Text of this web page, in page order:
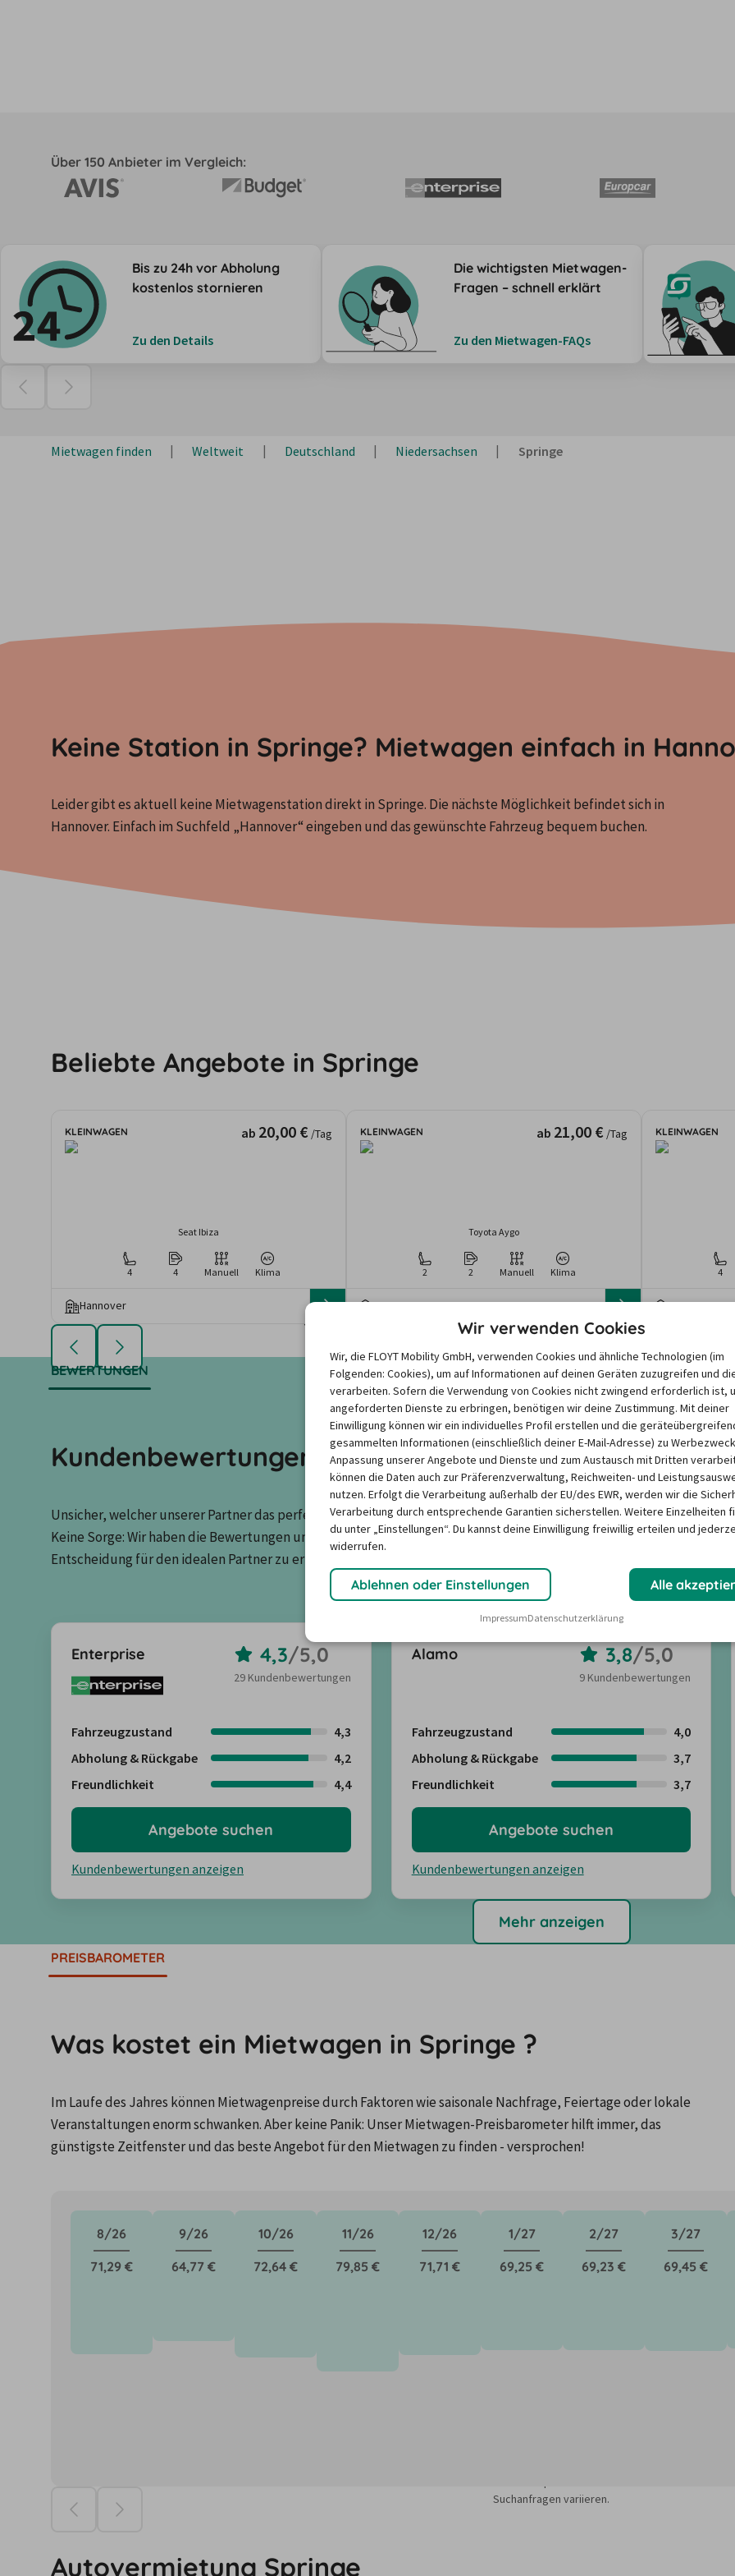
Über 150 Anbieter im Vergleich:
Bis zu 24h vor Abholung
kostenlos stornieren
Zu den Details
Die wichtigsten Mietwagen-
Fragen – schnell erklärt
Zu den Mietwagen-FAQs
Mietwagen finden Weltweit Deutschland Niedersachsen Springe
Keine Station in Springe? Mietwagen einfach in
Leider gibt es aktuell keine Mietwagenstation direkt in Springe. Die nächste Möglichkeit befindet sich in
Hannover. Einfach im Suchfeld „Hannover“ eingeben und das gewünschte Fahrzeug bequem buchen.
Beliebte Angebote in Springe
KLEINWAGEN ab 20,00 € /Tag
Seat Ibiza
4 4 Manuell Klima
Hannover
KLEINWAGEN ab 21,00 € /Tag
Toyota Aygo
2 2 Manuell Klima
Hannover
KLEINWAGEN
4
Hannover
Die angezeigten Angebote und Preise basieren auf den Suchergebnissen der letzten Tage.
Mietdauer und dem Zeitraum abhängen, können die nach einer Suche angezeigten
BEWERTUNGEN
Kundenbewertungen zu unseren Partnern
Unsicher, welcher unserer Partner das perfekte Match für die Mietwagen-Reise ist?
Keine Sorge: Wir haben die Bewertungen unserer Kunden zusammengestellt, um die
Entscheidung für den idealen Partner zu erleichtern.
Enterprise 4,3/5,0
29 Kundenbewertungen
Fahrzeugzustand
4,3
Abholung & Rückgabe
4,2
Freundlichkeit
4,4
Kundenbewertungen anzeigen
Angebote suchen
Alamo 3,8/5,0
9 Kundenbewertungen
Fahrzeugzustand
4,0
Abholung & Rückgabe
3,7
Freundlichkeit
3,7
Kundenbewertungen anzeigen
Angebote suchen
Mehr anzeigen
PREISBAROMETER
Was kostet ein Mietwagen in Springe ?
Im Laufe des Jahres können Mietwagenpreise durch Faktoren wie saisonale Nachfrage, Feiertage oder lokale
Veranstaltungen enorm schwanken. Aber keine Panik: Unser Mietwagen-Preisbarometer hilft immer, das
günstigste Zeitfenster und das beste Angebot für den Mietwagen zu finden - versprochen!
8/26
71,29 €
9/26
64,77 €
10/26
72,64 €
11/26
79,85 €
12/26
71,71 €
1/27
69,25 €
2/27
69,23 €
3/27
69,45 €
Suchanfragen variieren.
Autovermietung Springe
Wir verwenden Cookies
Wir, die FLOYT Mobility GmbH, verwenden Cookies und ähnliche Technologien (im
Folgenden: Cookies), um auf Informationen auf deinen Geräten zuzugreifen und
verarbeiten. Sofern die Verwendung von Cookies nicht zwingend erforderlich ist,
angeforderten Dienste zu erbringen, benötigen wir deine Zustimmung. Mit deiner
Einwilligung können wir ein individuelles Profil erstellen und die
gesammelten Informationen (einschließlich deiner E-Mail-Adresse) zu
Anpassung unserer Angebote und Dienste und zum Austausch mit Dritten
können die Daten auch zur Präferenzverwaltung, Reichweiten- und
nutzen. Erfolgt die Verarbeitung außerhalb der EU/des EWR, werden wir die
Verarbeitung durch entsprechende Garantien sicherstellen. Weitere Einzelheiten
du unter „Einstellungen“. Du kannst deine Einwilligung freiwillig erteilen und
widerrufen.
Ablehnen oder Einstellungen Alle
ImpressumDatenschutzerklärung